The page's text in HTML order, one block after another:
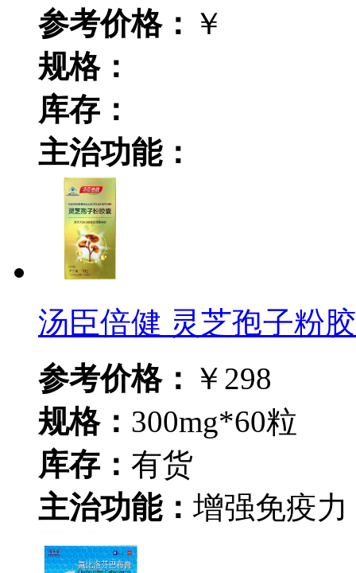
参考价格： ￥
规格：
库存：
主治功能：
汤臣倍健 灵芝孢子粉
参考价格： ￥298
规格： 300mg*60粒
库存： 有货
主治功能： 增强免疫力